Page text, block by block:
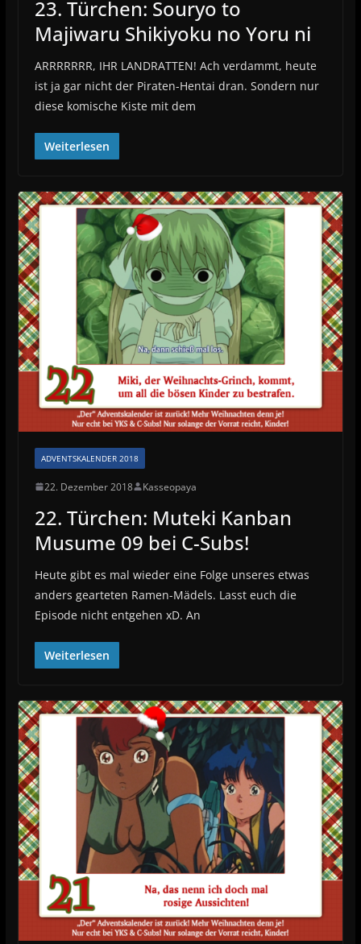
23. Türchen: Souryo to
Majiwaru Shikiyoku no Yoru ni
ARRRRRRR, IHR LANDRATTEN! Ach verdammt, heute
ist ja gar nicht der Piraten-Hentai dran. Sondern nur
diese komische Kiste mit dem
Weiterlesen
ADVENTSKALENDER 2018
22. Dezember 2018 Kasseopaya
22. Türchen: Muteki Kanban
Musume 09 bei C-Subs!
Heute gibt es mal wieder eine Folge unseres etwas
anders gearteten Ramen-Mädels. Lasst euch die
Episode nicht entgehen xD. An
Weiterlesen